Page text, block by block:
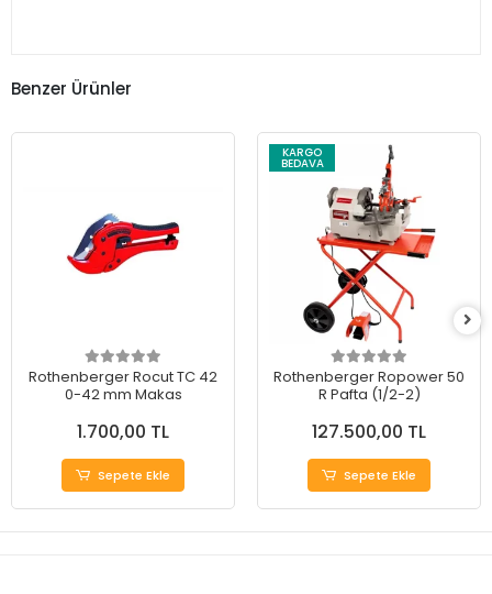
Benzer Ürünler
Rothenberger Rocut TC 42
0-42 mm Makas
1.700,00 TL
Sepete Ekle
KARGO
BEDAVA
Rothenberger Ropower 50
R Pafta (1/2-2)
127.500,00 TL
Sepete Ekle